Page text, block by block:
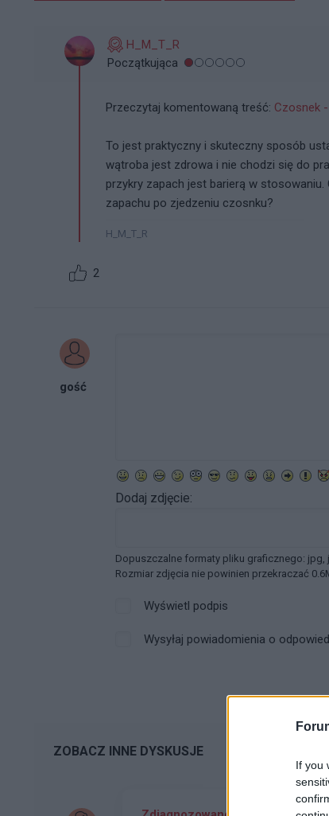
If you
H_M_T_R
Początkująca
Przeczytaj komentowaną treść: Czosnek
To jest praktyczny i skuteczny sposób
wątroba jest zdrowa i nie chodzi się do
przykry zapach jest barierą w
zapachu po zjedzeniu czosnku?
H_M_T_R
2
gość
Dodaj zdjęcie:
Dopuszczalne formaty pliku graficznego: jpg,
Rozmiar zdjęcia nie powinien przekraczać
Wyświetl podpis
Wysyłaj powiadomienia o
ZOBACZ INNE DYSKUSJE